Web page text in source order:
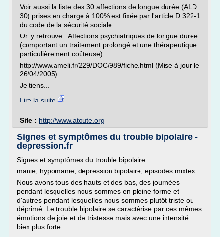
Voir aussi la liste des 30 affections de longue durée (ALD
30) prises en charge à 100% est fixée par l'article D 322-1
du code de la sécurité sociale :
On y retrouve : Affections psychiatriques de longue durée
(comportant un traitement prolongé et une thérapeutique
particulièrement coûteuse) :
http://www.ameli.fr/229/DOC/989/fiche.html (Mise à jour le
26/04/2005)
Je tiens...
Lire la suite
Site : http://www.atoute.org
Signes et symptômes du trouble bipolaire -
depression.fr
Signes et symptômes du trouble bipolaire
manie, hypomanie, dépression bipolaire, épisodes mixtes
Nous avons tous des hauts et des bas, des journées
pendant lesquelles nous sommes en pleine forme et
d'autres pendant lesquelles nous sommes plutôt triste ou
déprimé. Le trouble bipolaire se caractérise par ces mêmes
émotions de joie et de tristesse mais avec une intensité
bien plus forte...